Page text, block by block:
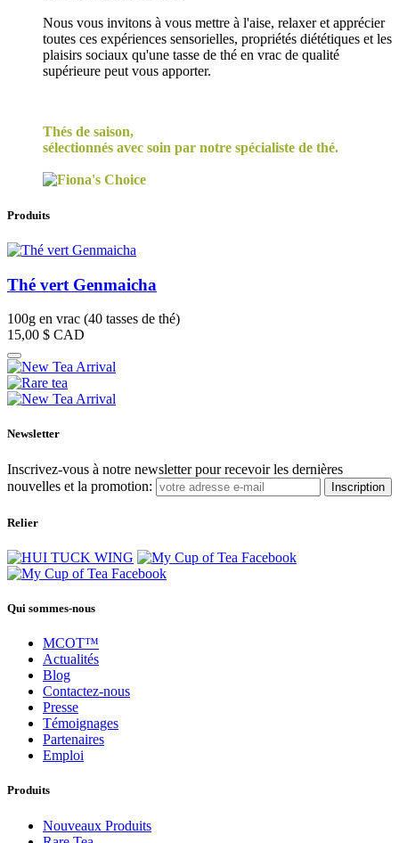
Nous vous invitons à vous mettre à l'aise, relaxer et apprécier
toutes ces expériences sensorielles, propriétés diététiques et les
plaisirs sociaux qu'une tasse de thé en vrac de qualité
supérieure peut vous apporter.
Thés de saison,
sélectionnés avec soin par notre spécialiste de thé.
Produits
Thé vert Genmaicha
100g en vrac (40 tasses de thé)
15,00 $ CAD
Newsletter
Inscrivez-vous à notre newsletter pour recevoir les dernières
nouvelles et la promotion:
Inscription
Relier
Qui sommes-nous
MCOT™
Actualités
Blog
Contactez-nous
Presse
Témoignages
Partenaires
Emploi
Produits
Nouveaux Produits